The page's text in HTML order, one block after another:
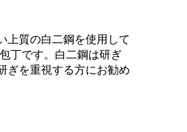
上質の白二鋼を使用して
丁です。白二鋼は研ぎ
ぎを重視する方にお勧め